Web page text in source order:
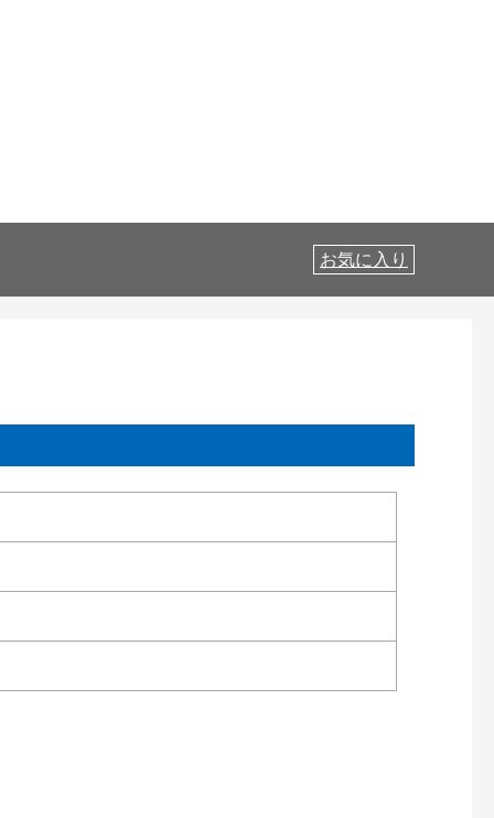
お気に入り